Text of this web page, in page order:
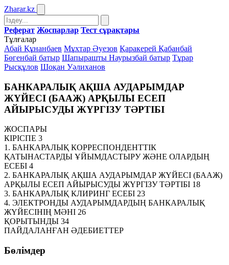
Zharar.kz
Реферат Жоспарлар Тест сұрақтары
Тұлғалар
Абай Құнанбаев Мұхтар Әуезов Қаракерей Қабанбай
Бөгенбай батыр Шапырашты Наурызбай батыр Тұрар
Рысқұлов Шоқан Уәлиханов
БАНКАРАЛЫҚ АҚША АУДАРЫМДАР
ЖҮЙЕСІ (БААЖ) АРҚЫЛЫ ЕСЕП
АЙЫРЫСУДЫ ЖҮРГІЗУ ТӘРТІБІ
ЖОСПАРЫ
КІРІСПЕ 3
1. БАНКАРАЛЫҚ КОРРЕСПОНДЕНТТІК
ҚАТЫНАСТАРДЫ ҰЙЫМДАСТЫРУ ЖӘНЕ ОЛАРДЫҢ
ЕСЕБІ 4
2. БАНКАРАЛЫҚ АҚША АУДАРЫМДАР ЖҮЙЕСІ (БААЖ)
АРҚЫЛЫ ЕСЕП АЙЫРЫСУДЫ ЖҮРГІЗУ ТӘРТІБІ 18
3. БАНКАРАЛЫҚ КЛИРИНГ ЕСЕБІ 23
4. ЭЛЕКТРОНДЫ АУДАРЫМДАРДЫҢ БАНКАРАЛЫҚ
ЖҮЙЕСІНІҢ МӘНІ 26
ҚОРЫТЫНДЫ 34
ПАЙДАЛАНҒАН ӘДЕБИЕТТЕР
Бөлімдер